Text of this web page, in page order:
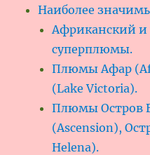
Наиболее
Африканский и
суперплюмы.
Плюмы Афар
(Lake Victoria).
Плюмы Остров
(Ascension),
Helena).